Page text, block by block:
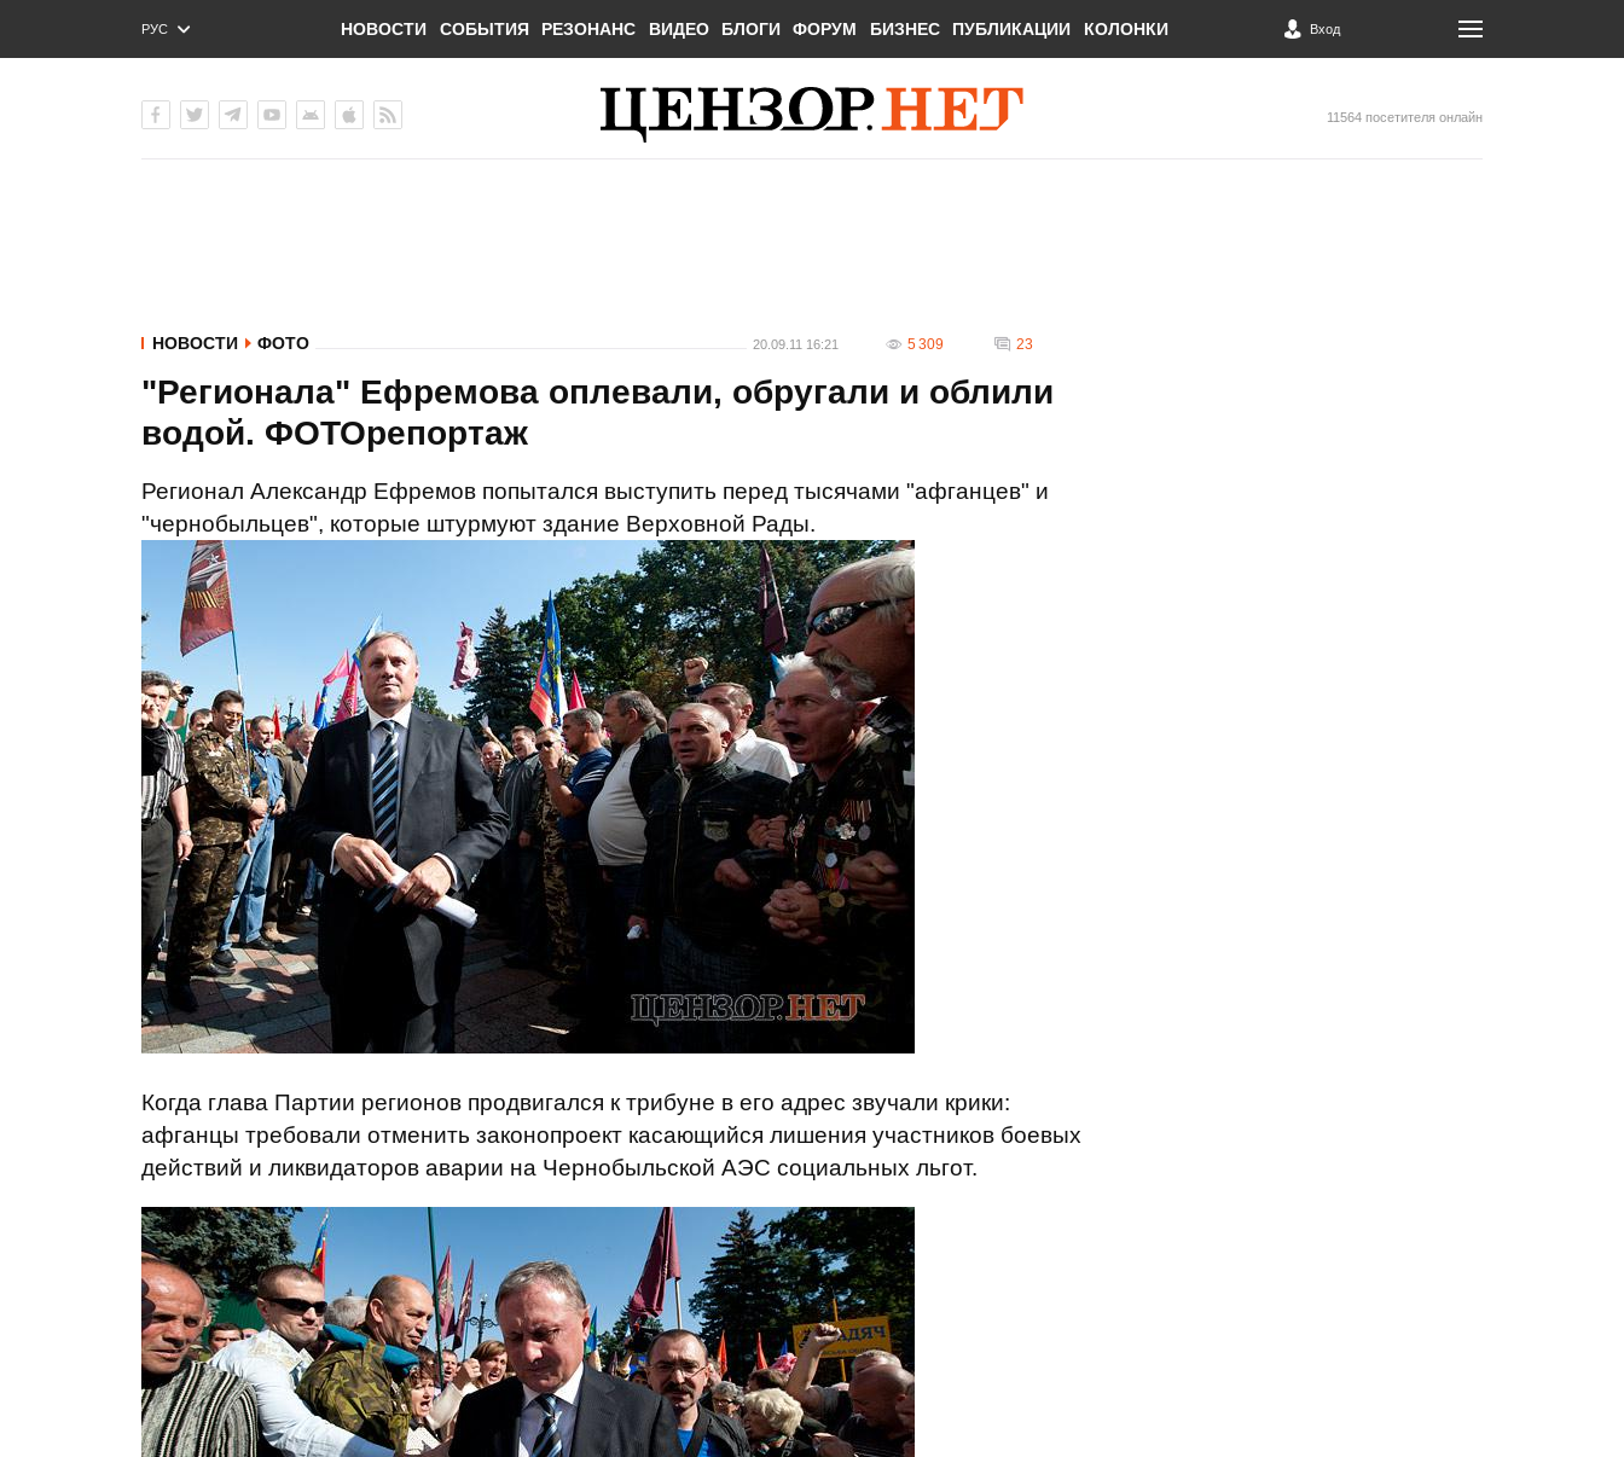
РУС
ENG
НОВОСТИ СОБЫТИЯ РЕЗОНАНС ВИДЕО БЛОГИ ФОРУМ БИЗНЕС ПУБЛИКАЦИИ КОЛОНКИ Вход
11564 посетителя онлайн
НОВОСТИ ФОТО 20.09.11 16:21 5 309 23
"Регионала" Ефремова оплевали, обругали и облили
водой. ФОТОрепортаж
Регионал Александр Ефремов попытался выступить перед тысячами "афганцев" и
"чернобыльцев", которые штурмуют здание Верховной Рады.
Когда глава Партии регионов продвигался к трибуне в его адрес звучали крики:
афганцы требовали отменить законопроект касающийся лишения участников боевых
действий и ликвидаторов аварии на Чернобыльской АЭС социальных льгот.